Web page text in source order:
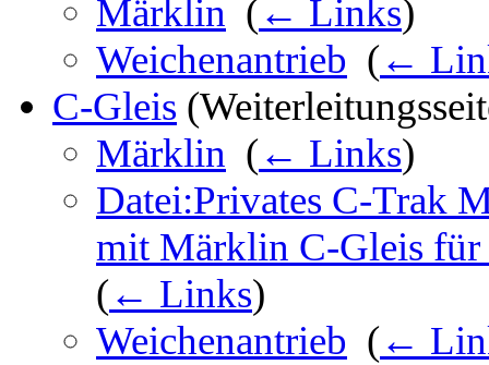
Märklin (← Links)
Weichenantrieb (←
C-Gleis
Märklin (← Links)
Datei:Privates C-Trak
mit Märklin C-Gleis für
(← Links)
Weichenantrieb (←